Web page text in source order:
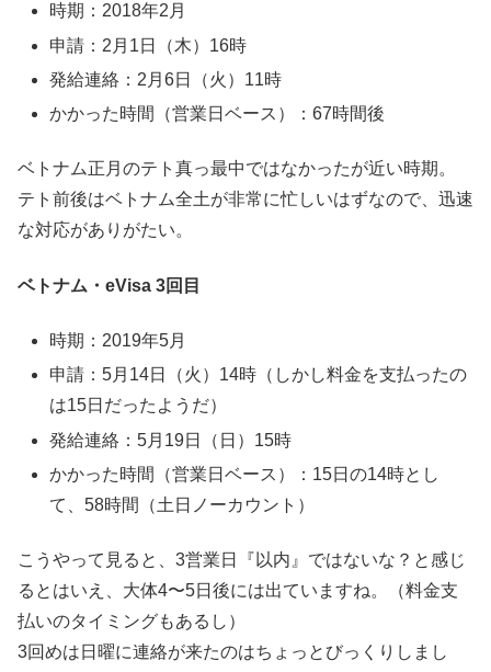
時期：2018年2月
申請：2月1日（木）16時
発給連絡：2月6日（火）11時
かかった時間（営業日ベース）：67時間後
ベトナム正月のテト真っ最中ではなかったが近い時期。
テト前後はベトナム全土が非常に忙しいはずなので、迅速
な対応がありがたい。
ベトナム・eVisa 3回目
時期：2019年5月
申請：5月14日（火）14時（しかし料金を支払ったの
は15日だったようだ）
発給連絡：5月19日（日）15時
かかった時間（営業日ベース）：15日の14時とし
て、58時間（土日ノーカウント）
こうやって見ると、3営業日『以内』ではないな？と感じ
るとはいえ、大体4〜5日後には出ていますね。（料金支
払いのタイミングもあるし）
3回めは日曜に連絡が来たのはちょっとびっくりしまし